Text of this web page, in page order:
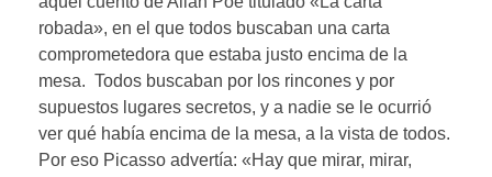
robada», en el que todos buscaban una carta
comprometedora que estaba justo encima de la
mesa. Todos buscaban por los rincones y por
supuestos lugares secretos, y a nadie se le ocurrió
ver qué había encima de la mesa, a la vista de todos.
Por eso Picasso advertía: «Hay que mirar, mirar,